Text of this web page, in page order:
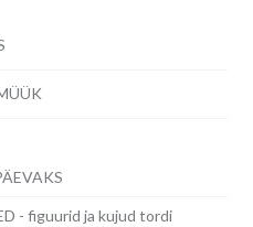
- figuurid ja kujud tordi